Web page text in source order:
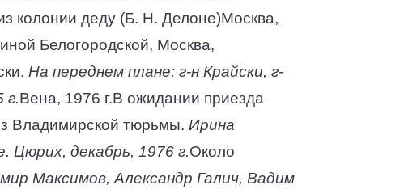
колонии деду (Б. Н. Делоне)Москва,
Белогородской, Москва,
На переднем плане: г-н Крайски, г-
г.Вена, 1976 г.В ожидании приезда
Владимирской тюрьмы. Ирина
Цюрих, декабрь, 1976 г.Около
Максимов, Александр Галич, Вадим